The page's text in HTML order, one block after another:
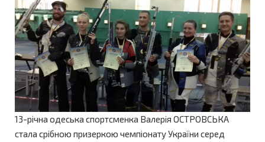
13-річна одеська спортсменка Валерія ОСТРОВСЬКА
стала срібною призеркою чемпіонату України серед